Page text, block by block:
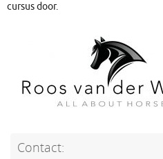
cursus door.
Contact: